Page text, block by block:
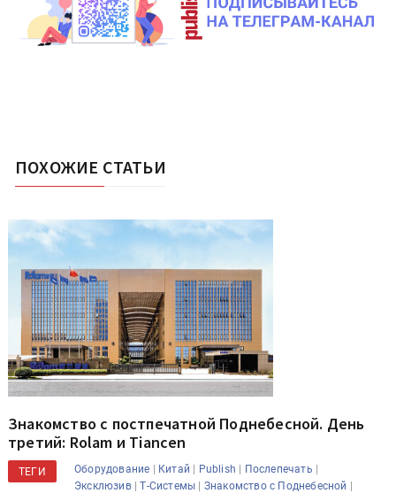
ПОХОЖИЕ СТАТЬИ
Знакомство с постпечатной Поднебесной. День
третий: Rolam и Tiancen
ТЕГИ Оборудование | Китай | Publish | Послепечать |
Эксклюзив|Т-Системы | Знакомство с Поднебесной |